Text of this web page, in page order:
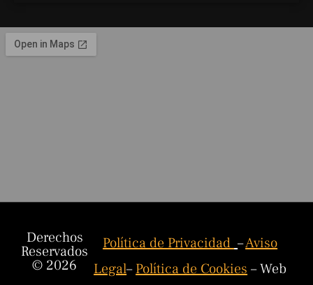
Derechos
Reservados
© 2026
Política de Privacidad–Aviso
Legal–Política de Cookies– Web